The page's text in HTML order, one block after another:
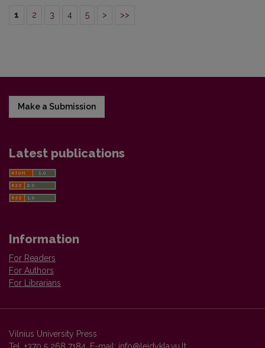
1 2 3 4 5 > >>
Make a Submission
Latest publications
Information
For Readers
For Authors
For Librarians
Vilnius University Press